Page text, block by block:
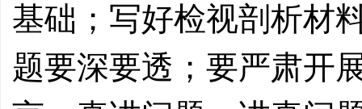
基础；写好检视剖析材
题要深要透；要严肃开